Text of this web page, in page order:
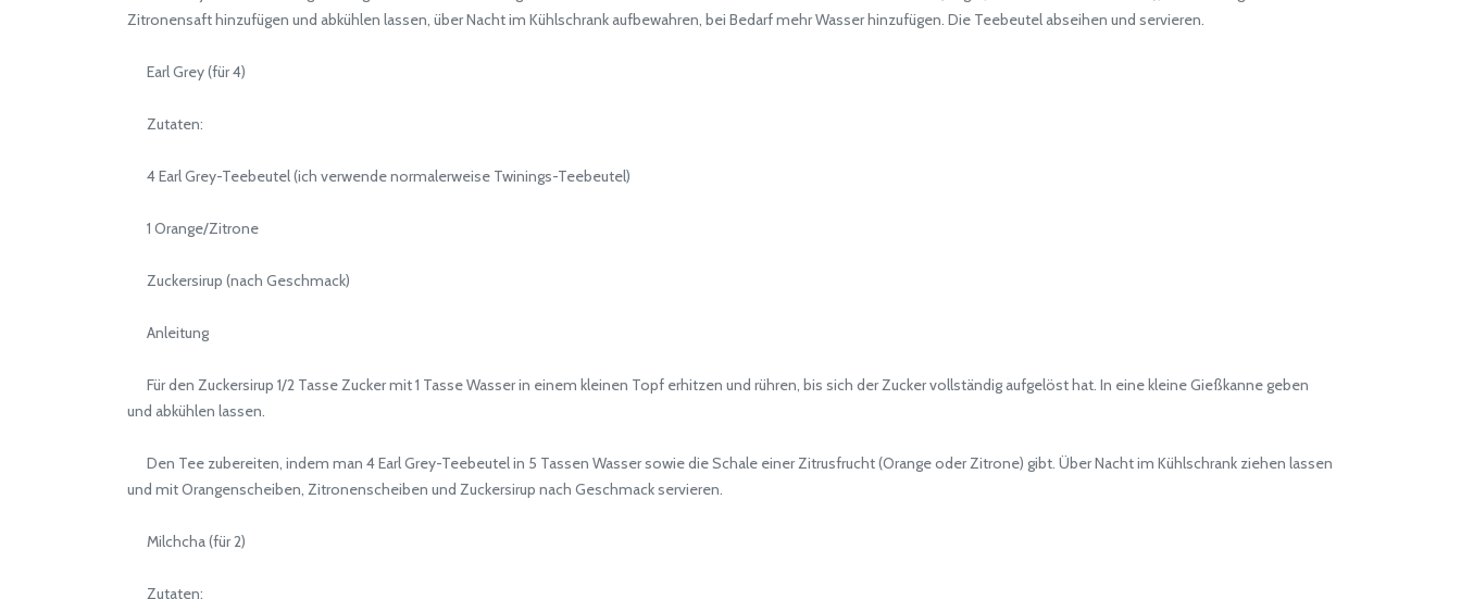
Zitronensaft hinzufügen und abkühlen lassen, über Nacht im Kühlschrank aufbewahren, bei Bedarf mehr Wasser hinzufügen. Die Teebeutel abseihen und servieren.
Earl Grey (für 4)
Zutaten:
4 Earl Grey-Teebeutel (ich verwende normalerweise Twinings-Teebeutel)
1 Orange/Zitrone
Zuckersirup (nach Geschmack)
Anleitung
Für den Zuckersirup 1/2 Tasse Zucker mit 1 Tasse Wasser in einem kleinen Topf erhitzen und rühren, bis sich der Zucker vollständig aufgelöst hat. In eine kleine Gießkanne geben
und abkühlen lassen.
Den Tee zubereiten, indem man 4 Earl Grey-Teebeutel in 5 Tassen Wasser sowie die Schale einer Zitrusfrucht (Orange oder Zitrone) gibt. Über Nacht im Kühlschrank ziehen lassen
und mit Orangenscheiben, Zitronenscheiben und Zuckersirup nach Geschmack servieren.
Milchcha (für 2)
Zutaten: